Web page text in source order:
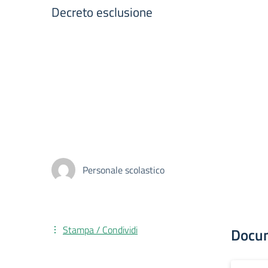
Decreto esclusione
Personale scolastico
Stampa / Condividi